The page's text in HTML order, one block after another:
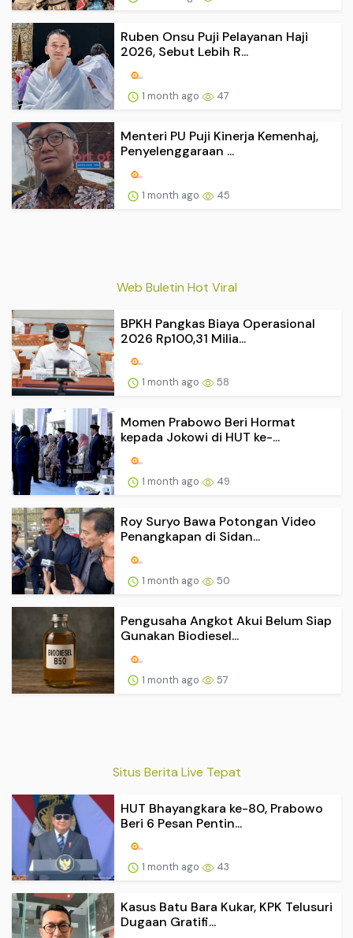
Ruben Onsu Puji Pelayanan Haji
2026, Sebut Lebih R...
1 month ago 47
Menteri PU Puji Kinerja Kemenhaj,
Penyelenggaraan ...
1 month ago 45
Web Buletin Hot Viral
BPKH Pangkas Biaya Operasional
2026 Rp100,31 Milia...
1 month ago 58
Momen Prabowo Beri Hormat
kepada Jokowi di HUT ke-...
1 month ago 49
Roy Suryo Bawa Potongan Video
Penangkapan di Sidan...
1 month ago 50
Pengusaha Angkot Akui Belum Siap
Gunakan Biodiesel...
1 month ago 57
Situs Berita Live Tepat
HUT Bhayangkara ke-80, Prabowo
Beri 6 Pesan Pentin...
1 month ago 43
Kasus Batu Bara Kukar, KPK Telusuri
Dugaan Gratifi...